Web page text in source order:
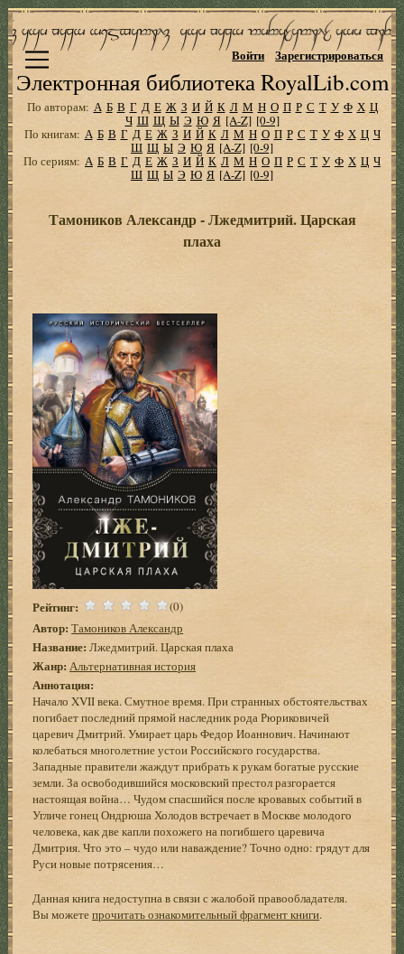
Электронная библиотека RoyalLib.com
Войти Зарегистрироваться
По авторам: А Б В Г Д Е Ж З И Й К Л М Н О П Р С Т У Ф Х Ц
Ч Ш Щ Ы Э Ю Я [A-Z] [0-9]
По книгам: А Б В Г Д Е Ж З И Й К Л М Н О П Р С Т У Ф Х Ц Ч
Ш Щ Ы Э Ю Я [A-Z] [0-9]
По сериям: А Б В Г Д Е Ж З И Й К Л М Н О П Р С Т У Ф Х Ц Ч
Ш Щ Ы Э Ю Я [A-Z] [0-9]
Тамоников Александр - Лжедмитрий. Царская
плаха
Рейтинг: (0)
Автор: Тамоников Александр
Название: Лжедмитрий. Царская плаха
Жанр: Альтернативная история
Аннотация:
Начало XVII века. Смутное время. При странных обстоятельствах
погибает последний прямой наследник рода Рюриковичей
царевич Дмитрий. Умирает царь Федор Иоаннович. Начинают
колебаться многолетние устои Российского государства.
Западные правители жаждут прибрать к рукам богатые русские
земли. За освободившийся московский престол разгорается
настоящая война… Чудом спасшийся после кровавых событий в
Угличе гонец Ондрюша Холодов встречает в Москве молодого
человека, как две капли похожего на погибшего царевича
Дмитрия. Что это – чудо или наваждение? Точно одно: грядут для
Руси новые потрясения…
Данная книга недоступна в связи с жалобой правообладателя.
Вы можетепрочитать ознакомительный фрагмент книги.